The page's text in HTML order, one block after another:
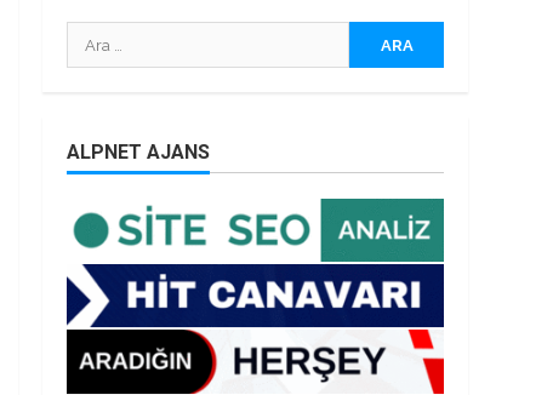
Arama:
ALPNET AJANS